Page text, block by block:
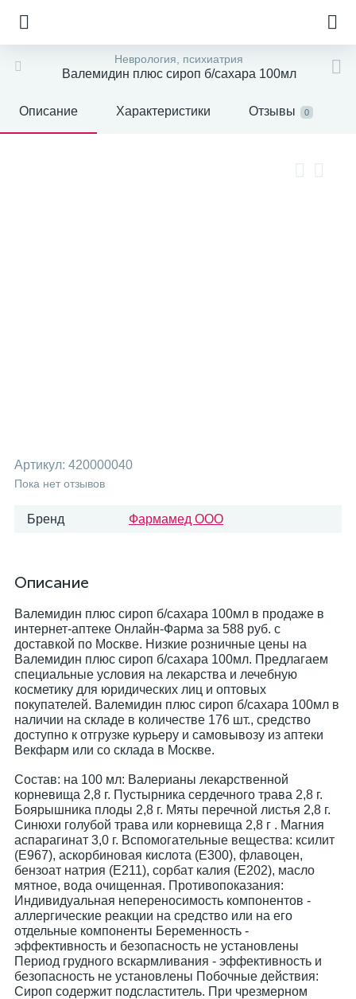
Неврология, психиатрия
Валемидин плюс сироп б/сахара 100мл
Описание Характеристики Отзывы 0
Артикул: 420000040
Пока нет отзывов
Бренд Фармамед ООО
Описание
Валемидин плюс сироп б/сахара 100мл в продаже в
интернет-аптеке Онлайн-Фарма за 588 руб. с
доставкой по Москве. Низкие розничные цены на
Валемидин плюс сироп б/сахара 100мл. Предлагаем
специальные условия на лекарства и лечебную
косметику для юридических лиц и оптовых
покупателей. Валемидин плюс сироп б/сахара 100мл в
наличии на складе в количестве 176 шт., средство
доступно к отгрузке курьеру и самовывозу из аптеки
Векфарм или со склада в Москве.
Cостав: на 100 мл: Валерианы лекарственной
корневища 2,8 г. Пустырника сердечного трава 2,8 г.
Боярышника плоды 2,8 г. Мяты перечной листья 2,8 г.
Синюхи голубой трава или корневища 2,8 г . Магния
аспарагинат 3,0 г. Вспомогательные вещества: ксилит
(Е967), аскорбиновая кислота (Е300), флавоцен,
бензоат натрия (Е211), сорбат калия (Е202), масло
мятное, вода очищенная. Противопоказания:
Индивидуальная непереносимость компонентов -
аллергические реакции на средство или на его
отдельные компоненты Беременность -
эффективность и безопасность не установлены
Период грудного вскармливания - эффективность и
безопасность не установлены Побочные действия:
Сироп содержит подсластитель. При чрезмерном